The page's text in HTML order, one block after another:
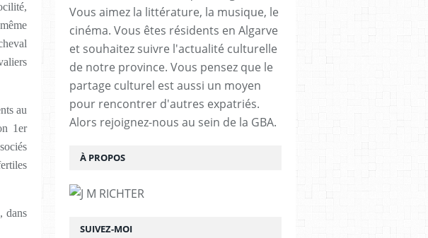
au
1er
dans
SUIVEZ-MOI
Vous aimez la littérature, la musique, le
cinéma. Vous êtes résidents en Algarve
et souhaitez suivre l'actualité culturelle
de notre province. Vous pensez que le
partage culturel est aussi un moyen
pour rencontrer d'autres expatriés.
Alors rejoignez-nous au sein de la GBA.
À PROPOS